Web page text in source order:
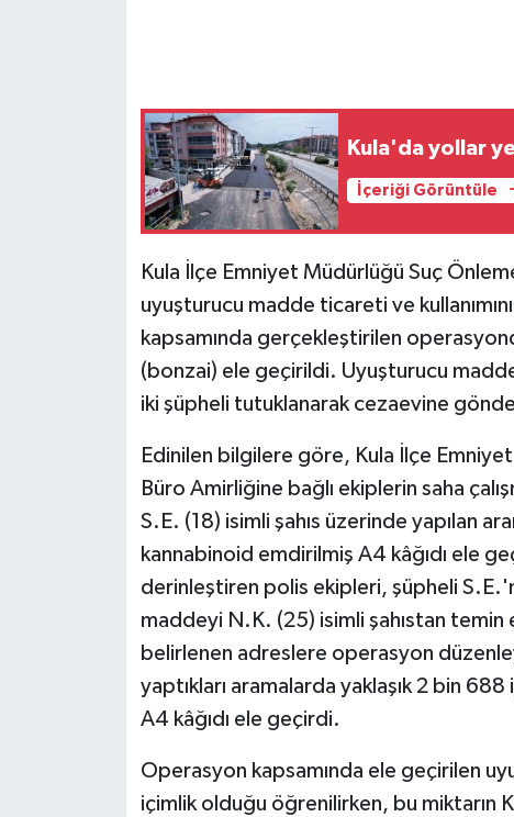
Kula'da yollar
İçeriği Görüntüle
Kula İlçe Emniyet Müdürlüğü Suç
uyuşturucu madde ticareti ve
kapsamında gerçekleştirilen
(bonzai) ele geçirildi. Uyuşturucu
iki şüpheli tutuklanarak cezaevine
Edinilen bilgilere göre, Kula İlçe
Büro Amirliğine bağlı ekiplerin saha
S.E. (18) isimli şahıs üzerinde yapılan
kannabinoid emdirilmiş A4 kâğıdı ele
derinleştiren polis ekipleri, şüpheli
maddeyi N.K. (25) isimli şahıstan
belirlenen adreslere operasyon
yaptıkları aramalarda yaklaşık 2 bin
A4 kâğıdı ele geçirdi.
Operasyon kapsamında ele geçirilen
içimlik olduğu öğrenilirken, bu miktarın
HABERDE İNSAN
İş Dünyası
Jandarma
KÜLTÜR SANAT
MAGAZİN
POLİTİKA
SPOR HABERLERİ
TEKNOLOJİ